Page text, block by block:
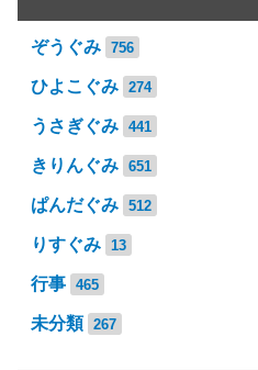
ぞうぐみ 756
ひよこぐみ 274
うさぎぐみ 441
きりんぐみ 651
ぱんだぐみ 512
りすぐみ 13
行事 465
未分類 267